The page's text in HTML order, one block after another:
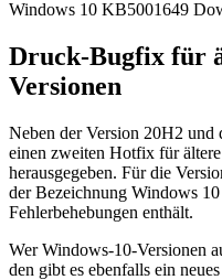
Windows 10 KB5001649
Druck-Bugfix für
Versionen
Neben der Version 20H2 und
einen zweiten Hotfix für
herausgegeben. Für die
der Bezeichnung Windows
Fehlerbehebungen enthält.
Wer Windows-10-Versionen
den gibt es ebenfalls ein